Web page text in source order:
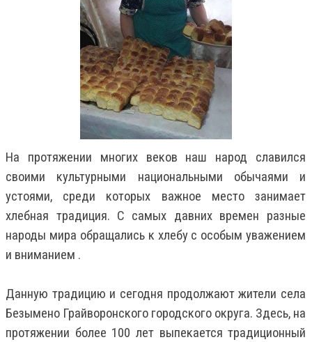
На протяжении многих веков наш народ славился
своими культурными национальными обычаями и
устоями, среди которых важное место занимает
хлебная традиция. С самых давних времен разные
народы мира обращались к хлебу с особым уважением
и вниманием .
Данную традицию и сегодня продолжают жители села
Безымено Грайворонского городского округа. Здесь, на
протяжении более 100 лет выпекается традиционный